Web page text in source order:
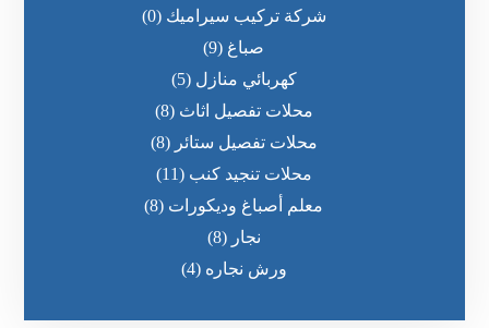
شركة تركيب سيراميك (0)
صباغ (9)
كهربائي منازل (5)
محلات تفصيل اثاث (8)
محلات تفصيل ستائر (8)
محلات تنجيد كنب (11)
معلم أصباغ وديكورات (8)
نجار (8)
ورش نجاره (4)